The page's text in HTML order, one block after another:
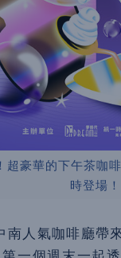
超豪華的下午茶咖
時登場！
南人氣咖啡廳